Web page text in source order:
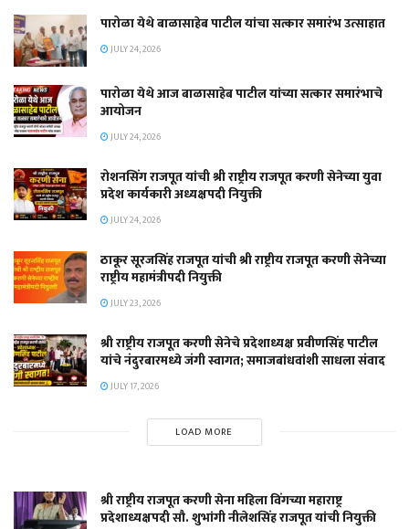
पारोळा येथे बाळासाहेब पाटील यांचा सत्कार समारंभ उत्साहात
JULY 24, 2026
पारोळा येथे आज बाळासाहेब पाटील यांच्या सत्कार समारंभाचे
आयोजन
JULY 24, 2026
रोशनसिंग राजपूत यांची श्री राष्ट्रीय राजपूत करणी सेनेच्या युवा
प्रदेश कार्यकारी अध्यक्षपदी नियुक्ती
JULY 24, 2026
ठाकूर सूरजसिंह राजपूत यांची श्री राष्ट्रीय राजपूत करणी सेनेच्या
राष्ट्रीय महामंत्रीपदी नियुक्ती
JULY 23, 2026
श्री राष्ट्रीय राजपूत करणी सेनेचे प्रदेशाध्यक्ष प्रवीणसिंह पाटील
यांचे नंदुरबारमध्ये जंगी स्वागत; समाजबांधवांशी साधला संवाद
JULY 17, 2026
LOAD MORE
श्री राष्ट्रीय राजपूत करणी सेना महिला विंगच्या महाराष्ट्र
प्रदेशाध्यक्षपदी सौ. शुभांगी नीलेशसिंह राजपूत यांची नियुक्ती